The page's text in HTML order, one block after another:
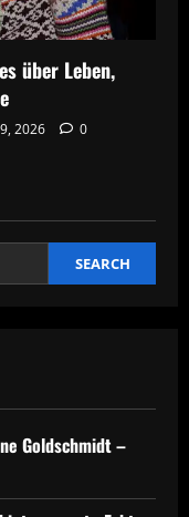
über Leben,
2026 0
SEARCH
Goldschmidt –